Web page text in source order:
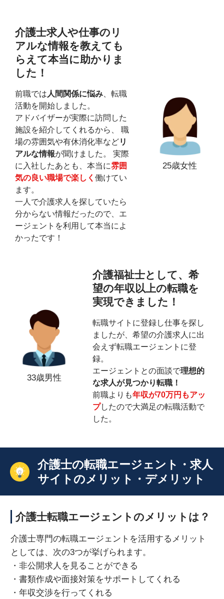
介護士求人や仕事のリ
アルな情報を教えても
らえて本当に助かりま
した！
前職では 人間関係に悩み、転職
活動を開始しました。
アドバイザーが実際に訪問した
施設を紹介してくれるから、 職
場の雰囲気や有休消化率などリ
アルな情報が聞けました。 実際
に入社したあとも、本当に雰囲
気の良い職場で楽しく 働けてい
ます。
一人で介護求人を探していたら
分からない情報だったので、エ
ージェントを利用して本当によ
かったです！
25歳女性
33歳男性
介護福祉士として、希
望の年収以上の転職を
実現できました！
転職サイトに登録し仕事を探し
ましたが、希望の介護求人に出
会えず転職エージェントに登
録。
エージェントとの面談で理想的
な求人が見つかり転職！
前職よりも年収が70万円もアッ
プしたので大満足の転職活動で
した。
介護士の転職エージェント・求人
サイトのメリット・デメリット
介護士転職エージェントのメリットは？
介護士専門の転職エージェントを活用するメリット
としては、次の3つが挙げられます。
・非公開求人を見ることができる
・書類作成や面接対策をサポートしてくれる
・年収交渉を行ってくれる